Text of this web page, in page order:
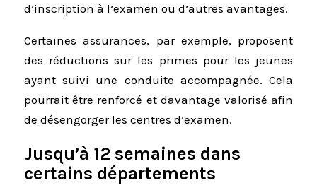
d’inscription à l’examen ou d’autres avantages.
Certaines assurances, par exemple, proposent
des réductions sur les primes pour les jeunes
ayant suivi une conduite accompagnée. Cela
pourrait être renforcé et davantage valorisé afin
de désengorger les centres d’examen.
Jusqu’à 12 semaines dans
certains départements